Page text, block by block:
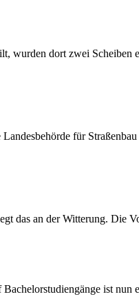
wurden dort zwei Scheiben
für
das an der Witterung. Die
ist nun